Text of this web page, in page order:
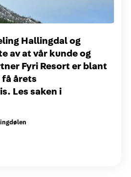
Hallingdal og
av at vår kunde og
Fyri Resort er blant
årets
Les saken i